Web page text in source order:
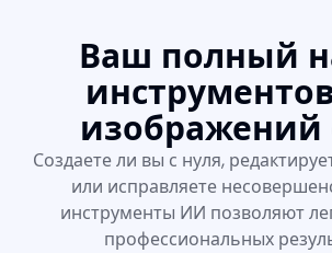
Ваш полный
изображений
Создаете ли вы с нуля,
или исправляете
инструменты ИИ позволяют
профессиональных